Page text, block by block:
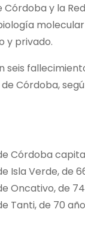
Córdoba y la
y privado.
seis
Córdoba,
Córdoba
Isla Verde, de
Oncativo, de
Tanti, de 70